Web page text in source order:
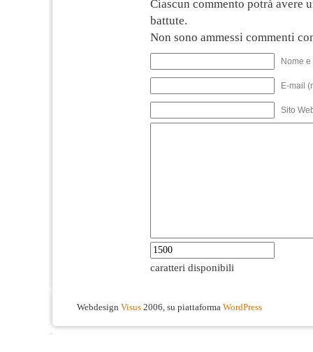
Ciascun commento potrà avere
battute.
Non sono ammessi commenti
Nome
E-mail
Sito
caratteri disponibili
Webdesign Visus 2006, su piattaforma WordPress